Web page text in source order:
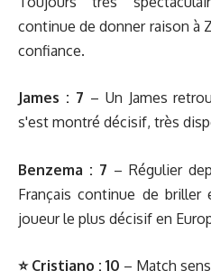
continue de donner raison à
confiance.
James : 7 – Un James
s'est montré décisif, très
Benzema : 7 – Régulier
Français continue de
joueur le plus décisif en
⭐️ Cristiano : 10 – Match